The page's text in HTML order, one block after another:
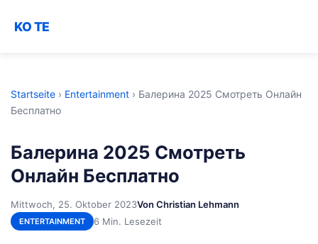
KO TE
Startseite › Entertainment › Балерина 2025 Смотреть Онлайн
Бесплатно
Балерина 2025 Смотреть
Онлайн Бесплатно
Mittwoch, 25. Oktober 2023Von Christian Lehmann
ENTERTAINMENT 6 Min. Lesezeit